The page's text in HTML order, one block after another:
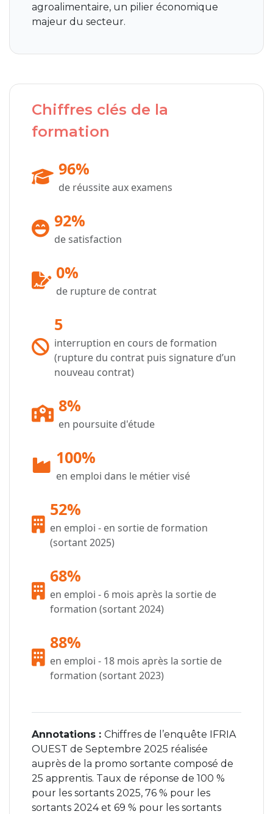
agroalimentaire, un pilier économique
majeur du secteur.
Chiffres clés de la
formation
96%
de réussite aux examens
92%
de satisfaction
0%
de rupture de contrat
5
interruption en cours de formation
(rupture du contrat puis signature d’un
nouveau contrat)
8%
en poursuite d'étude
100%
en emploi dans le métier visé
52%
en emploi - en sortie de formation
(sortant 2025)
68%
en emploi - 6 mois après la sortie de
formation (sortant 2024)
88%
en emploi - 18 mois après la sortie de
formation (sortant 2023)
Annotations : Chiffres de l’enquête IFRIA
OUEST de Septembre 2025 réalisée
auprès de la promo sortante composé de
25 apprentis. Taux de réponse de 100 %
pour les sortants 2025, 76 % pour les
sortants 2024 et 69 % pour les sortants